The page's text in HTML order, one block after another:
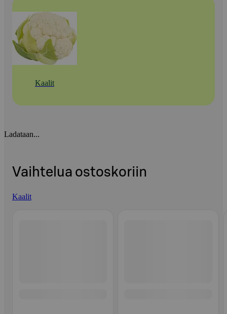
Kaalit
Ladataan...
Vaihtelua ostoskoriin
Kaalit